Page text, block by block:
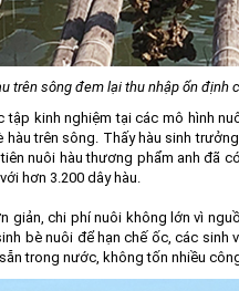
trên sông đem lại thu nhập ổn định
kinh nghiệm tại các mô hình
trên sông. Thấy hàu sinh
nuôi hàu thương phẩm anh đã
hơn 3.200 dây hàu.
giản, chi phí nuôi không lớn vì
bè nuôi để hạn chế ốc, các sinh
trong nước, không tốn nhiều